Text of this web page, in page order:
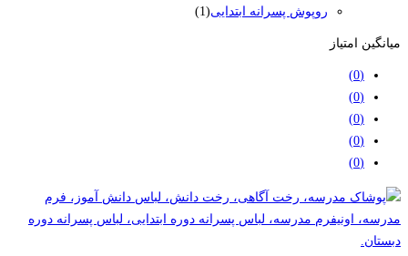
روپوش پسرانه ابتدایی(1)
میانگین امتیاز
(0)
(0)
(0)
(0)
(0)